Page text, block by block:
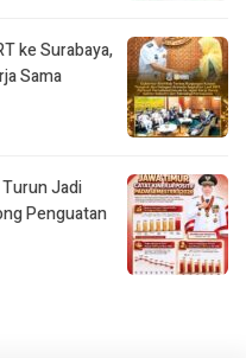
ke Surabaya,
Sama
Jadi
Penguatan